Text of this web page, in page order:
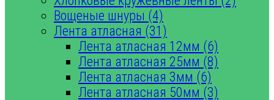
Вощеные шнуры (4)
Лента атласная (31)
Лента атласная 12мм (6)
Лента атласная 25мм (8)
Лента атласная 3мм (6)
Лента атласная 50мм (3)